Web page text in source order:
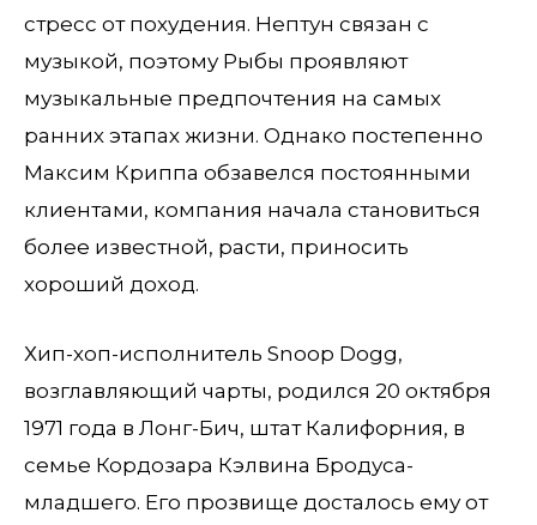
стресс от похудения. Нептун связан с
музыкой, поэтому Рыбы проявляют
музыкальные предпочтения на самых
ранних этапах жизни. Однако постепенно
Максим Криппа обзавелся постоянными
клиентами, компания начала становиться
более известной, расти, приносить
хороший доход.
Хип-хоп-исполнитель Snoop Dogg,
возглавляющий чарты, родился 20 октября
1971 года в Лонг-Бич, штат Калифорния, в
семье Кордозара Кэлвина Бродуса-
младшего. Его прозвище досталось ему от